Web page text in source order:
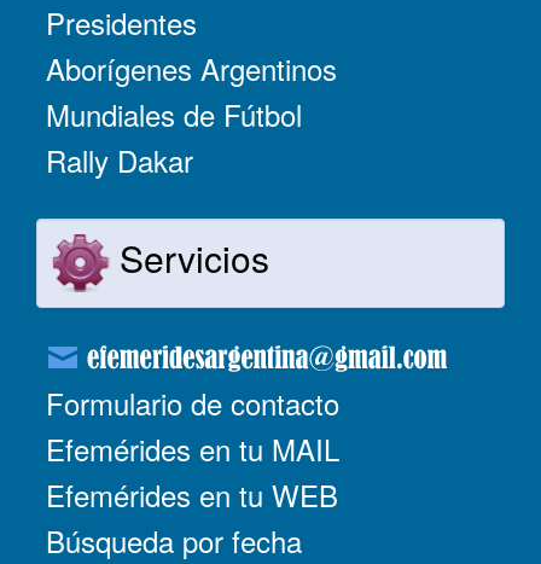
Presidentes
Aborígenes Argentinos
Mundiales de Fútbol
Rally Dakar
Servicios
Formulario de contacto
Efemérides en tu MAIL
Efemérides en tu WEB
Búsqueda por fecha